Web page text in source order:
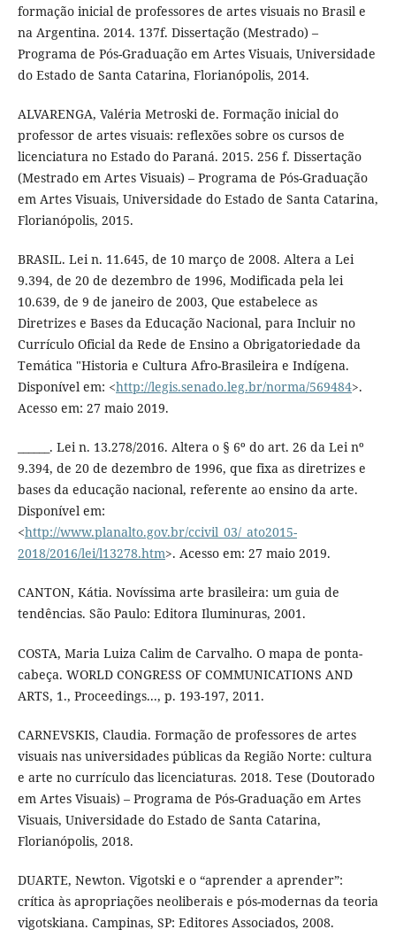
formação inicial de professores de artes visuais no Brasil e
na Argentina. 2014. 137f. Dissertação (Mestrado) –
Programa de Pós-Graduação em Artes Visuais, Universidade
do Estado de Santa Catarina, Florianópolis, 2014.
ALVARENGA, Valéria Metroski de. Formação inicial do
professor de artes visuais: reflexões sobre os cursos de
licenciatura no Estado do Paraná. 2015. 256 f. Dissertação
(Mestrado em Artes Visuais) – Programa de Pós-Graduação
em Artes Visuais, Universidade do Estado de Santa Catarina,
Florianópolis, 2015.
BRASIL. Lei n. 11.645, de 10 março de 2008. Altera a Lei
9.394, de 20 de dezembro de 1996, Modificada pela lei
10.639, de 9 de janeiro de 2003, Que estabelece as
Diretrizes e Bases da Educação Nacional, para Incluir no
Currículo Oficial da Rede de Ensino a Obrigatoriedade da
Temática "Historia e Cultura Afro-Brasileira e Indígena.
Disponível em: <http://legis.senado.leg.br/norma/569484>.
Acesso em: 27 maio 2019.
______. Lei n. 13.278/2016. Altera o § 6º do art. 26 da Lei nº
9.394, de 20 de dezembro de 1996, que fixa as diretrizes e
bases da educação nacional, referente ao ensino da arte.
Disponível em:
<http://www.planalto.gov.br/ccivil_03/_ato2015-
2018/2016/lei/l13278.htm>. Acesso em: 27 maio 2019.
CANTON, Kátia. Novíssima arte brasileira: um guia de
tendências. São Paulo: Editora Iluminuras, 2001.
COSTA, Maria Luiza Calim de Carvalho. O mapa de ponta-
cabeça. WORLD CONGRESS OF COMMUNICATIONS AND
ARTS, 1., Proceedings..., p. 193-197, 2011.
CARNEVSKIS, Claudia. Formação de professores de artes
visuais nas universidades públicas da Região Norte: cultura
e arte no currículo das licenciaturas. 2018. Tese (Doutorado
em Artes Visuais) – Programa de Pós-Graduação em Artes
Visuais, Universidade do Estado de Santa Catarina,
Florianópolis, 2018.
DUARTE, Newton. Vigotski e o “aprender a aprender”:
crítica às apropriações neoliberais e pós-modernas da teoria
vigotskiana. Campinas, SP: Editores Associados, 2008.